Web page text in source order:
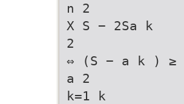
n 2
X S − 2Sa k
2
⇔ (S − a k ) ≥
a 2
k=1 k